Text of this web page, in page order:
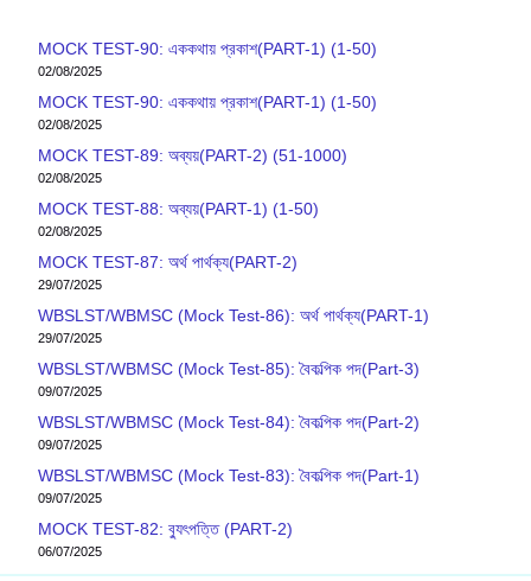
MOCK TEST-90: এককথায় প্রকাশ(PART-1) (1-50)
02/08/2025
MOCK TEST-90: এককথায় প্রকাশ(PART-1) (1-50)
02/08/2025
MOCK TEST-89: অব্যয়(PART-2) (51-1000)
02/08/2025
MOCK TEST-88: অব্যয়(PART-1) (1-50)
02/08/2025
MOCK TEST-87: অর্থ পার্থক্য(PART-2)
29/07/2025
WBSLST/WBMSC (Mock Test-86): অর্থ পার্থক্য(PART-1)
29/07/2025
WBSLST/WBMSC (Mock Test-85): বৈকল্পিক পদ(Part-3)
09/07/2025
WBSLST/WBMSC (Mock Test-84): বৈকল্পিক পদ(Part-2)
09/07/2025
WBSLST/WBMSC (Mock Test-83): বৈকল্পিক পদ(Part-1)
09/07/2025
MOCK TEST-82: ব‍্যুৎপত্তি (PART-2)
06/07/2025